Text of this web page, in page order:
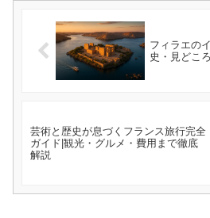
フィラエの
史・見どこ
芸術と歴史が息づくフランス旅行完全
ガイド|観光・グルメ・費用まで徹底
解説